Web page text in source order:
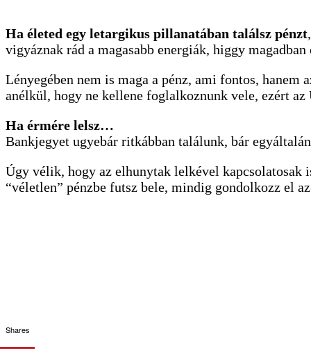
Ha életed egy letargikus pillanatában találsz pénzt
vigyáznak rád a magasabb energiák, higgy magadban
Lényegében nem is maga a pénz, ami fontos,
anélkül, hogy ne kellene foglalkoznunk vele, ezért
Ha érmére lelsz…
Bankjegyet ugyebár ritkábban találunk, bár
Úgy vélik, hogy az elhunytak lelkével kapcsolatosak
“véletlen” pénzbe futsz bele, mindig gondolkozz el
Shares